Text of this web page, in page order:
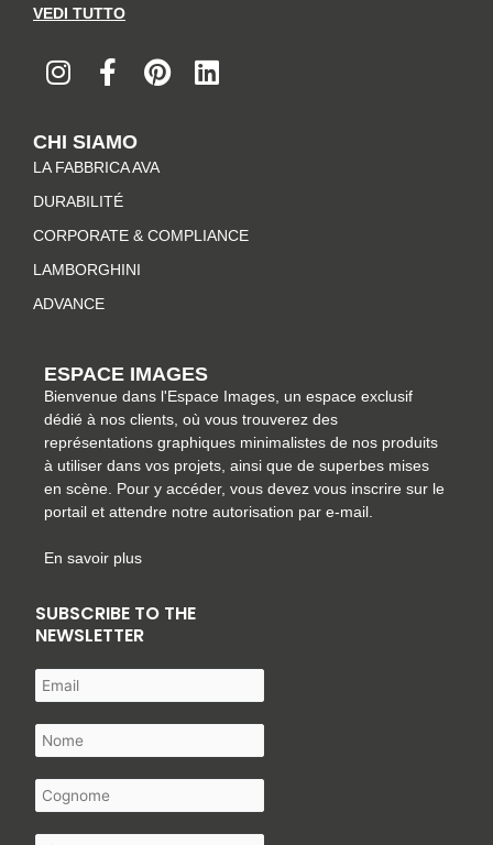
VEDI TUTTO
n
s
a
g
r
a
m
a
c
b
o
o
k
-
f
i
n
r
s
i
n
n
CHI SIAMO
LA FABBRICA AVA
DURABILITÉ
CORPORATE & COMPLIANCE
LAMBORGHINI
ADVANCE
ESPACE IMAGES
Bienvenue dans l'Espace Images, un espace exclusif
dédié à nos clients, où vous trouverez des
représentations graphiques minimalistes de nos produits
à utiliser dans vos projets, ainsi que de superbes mises
en scène. Pour y accéder, vous devez vous inscrire sur le
portail et attendre notre autorisation par e-mail.
En savoir plus
SUBSCRIBE TO THE
NEWSLETTER